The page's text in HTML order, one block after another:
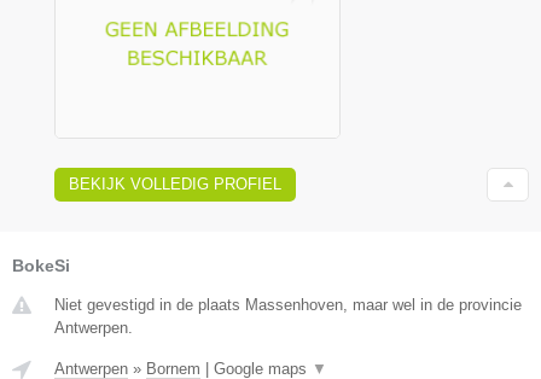
BEKIJK VOLLEDIG PROFIEL
BokeSi
Niet gevestigd in de plaats Massenhoven, maar wel in de provincie
Antwerpen.
Antwerpen » Bornem Google maps ▼